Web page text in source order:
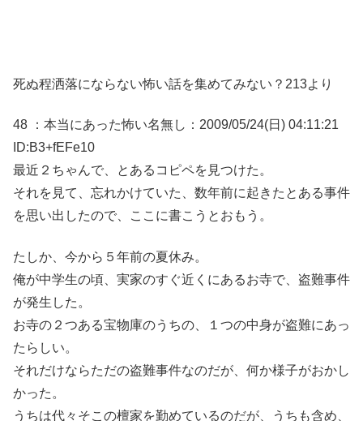
死ぬ程洒落にならない怖い話を集めてみない？213より
48 ：本当にあった怖い名無し：2009/05/24(日) 04:11:21
ID:B3+fEFe10
最近２ちゃんで、とあるコピペを見つけた。
それを見て、忘れかけていた、数年前に起きたとある事件
を思い出したので、ここに書こうとおもう。
たしか、今から５年前の夏休み。
俺が中学生の頃、実家のすぐ近くにあるお寺で、盗難事件
が発生した。
お寺の２つある宝物庫のうちの、１つの中身が盗難にあっ
たらしい。
それだけならただの盗難事件なのだが、何か様子がおかし
かった。
うちは代々そこの檀家を勤めているのだが、うちも含め、